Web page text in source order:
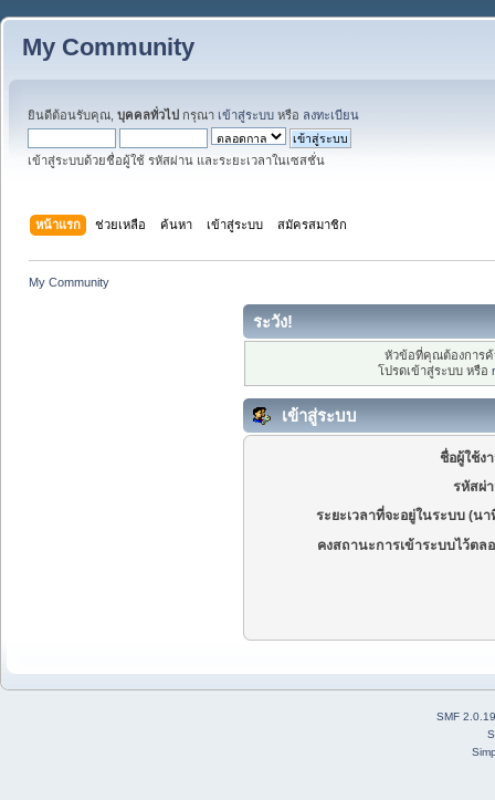
My Community
ยินดีต้อนรับคุณ, บุคคลทั่วไป กรุณา เข้าสู่ระบบ หรือ ลงทะเบียน
เข้าสู่ระบบด้วยชื่อผู้ใช้ รหัสผ่าน และระยะเวลาในเซสชั่น
หน้าแรก ช่วยเหลือ ค้นหา เข้าสู่ระบบ สมัครสมาชิก
My Community
ระวัง!
หัวข้อที่คุณต้องการ
โปรดเข้าสู่ระบบ หรือ
เข้าสู่ระบบ
ชื่อผู้ใช้ง
รหัสผ่
ระยะเวลาที่จะอยู่ในระบบ (นา
คงสถานะการเข้าระบบไว้ตล
SMF 2.0.19